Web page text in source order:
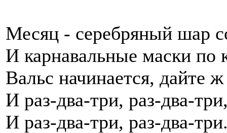
Месяц - серебряный шар
И карнавальные маски по
Вальс начинается, дайте
И раз-два-три, раз-два-
И раз-два-три, раз-два-